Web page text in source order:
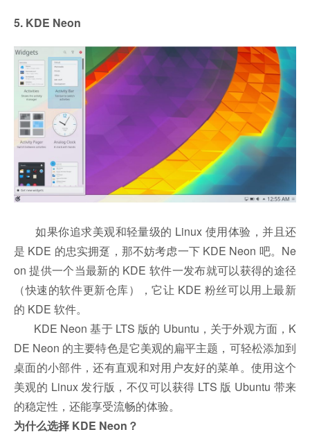
5. KDE Neon
如果你追求美观和轻量级的 Linux 使用体验，并且还
是 KDE 的忠实拥趸，那不妨考虑一下 KDE Neon 吧。Ne
on 提供一个当最新的 KDE 软件一发布就可以获得的途径
（快速的软件更新仓库），它让 KDE 粉丝可以用上最新
的 KDE 软件。
KDE Neon 基于 LTS 版的 Ubuntu，关于外观方面，K
DE Neon 的主要特色是它美观的扁平主题，可轻松添加到
桌面的小部件，还有直观和对用户友好的菜单。使用这个
美观的 Linux 发行版，不仅可以获得 LTS 版 Ubuntu 带来
的稳定性，还能享受流畅的体验。
为什么选择 KDE Neon？